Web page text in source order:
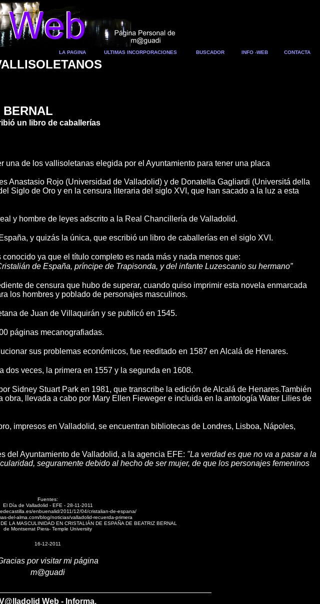
LA PAGINA ULTIMAS INCORPORACIONES BUSCADOR INFO -WEB CONTACTA
BERNAL
un libro de caballerías
de los vallisoletanas elegida por el Ayuntamiento para tener una placa
Anastasio Rojo (Universidad de Valladolid) y de Donatella Gagliardi (Universitá della
Siglo de Oro y en la censura literaria del siglo XVI, que han sacado a la luz a esta
y hombre de leyes adscrito a la Real Chancillería de Valladolid.
y quizás la única, que escribió un libro de caballerías en el siglo XVI.
ya que el título completo es nada más y nada menos que:
de España, príncipe de Trapisonda, y del infante Luzescanio su hermano”
de censura que hubo de superar, cuando quiso imprimir esta novela enmarcada
los hombres y poblado de personajes masculinos.
de Juan de Villaquirán y se publicó en 1545.
páginas mecanografiadas.
sus problemas económicos, fue reeditado en 1587 en Alcalá de Henares.
veces, la primera en 1557 y la segunda en 1608.
Sidney Stuart Park en 1981, que transcribe la edición de Alcalá de Henares.También
llevada a cabo por Mary Ellen Fieweger e incluida en la antología Water Lilies de
impresos en Valladolid, se encuentran bibliotecas de Londres, Lisboa, Nápoles,
del Ayuntamiento de Valladolid, a la agencia EFE: "La verdad es que no va a pasar a la
seguramente debido al hecho de ser mujer, de que los personajes femeninos
Fuentes:
El Día de Valladolid - EFE - 28-11-2011
enbuenalid/2011/12/04/cristalian-de-espana/
del-alma.com/blog/noticias/valladolid-recuerda-primera
LA MASCULINIDAD EN CRISTALIÁN DE ESPAÑA DE BEATRIZ BERNAL
de Montserrat Piera- Temple University
16-12-2011
por visitar mi página
m@guadi
Web - Informa.